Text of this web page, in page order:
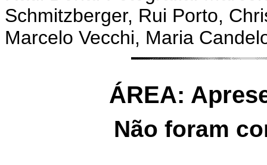
Schmitzberger, Rui Porto,
Marcelo Vecchi, Maria
ÁREA:
Não foram